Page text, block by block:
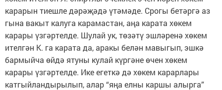
карарын тиешле дәрәҗәдә үтәмәде. Срогы бетәргә аз
гына вакыт калуга карамастан, аңа карата хөкем
карары үзгәртелде. Шулай ук, төзәтү эшләренә хөкем
ителгән К. га карата да, аракы белән мавыгып, эшкә
бармыйча өйдә ятуны кулай күргәне өчен хөкем
карары үзгәртелде. Ике егеткә дә хөкем карарлары
катгыйландырылып, алар “яңа елны каршы алырга”